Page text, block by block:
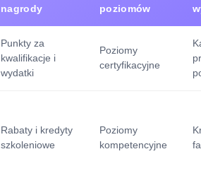
nagrody
poziomów
Punkty za
kwalifikacje i
wydatki
Poziomy
certyfikacyjne
Rabaty i kredyty
szkoleniowe
Poziomy
kompetencyjne